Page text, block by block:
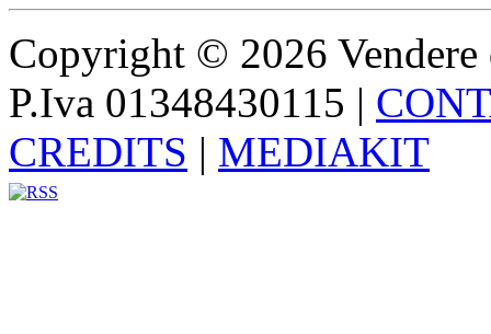
Copyright © 2026
P.Iva 01348430115 |
CREDITS | MEDIAKIT